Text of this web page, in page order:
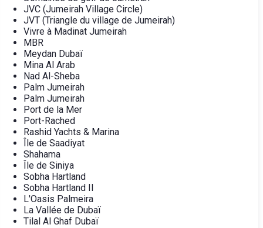
JVC (Jumeirah Village Circle)
JVT (Triangle du village de Jumeirah)
Vivre à Madinat Jumeirah
MBR
Meydan Dubaï
Mina Al Arab
Nad Al-Sheba
Palm Jumeirah
Palm Jumeirah
Port de la Mer
Port-Rached
Rashid Yachts & Marina
Île de Saadiyat
Shahama
Île de Siniya
Sobha Hartland
Sobha Hartland II
L'Oasis Palmeira
La Vallée de Dubaï
Tilal Al Ghaf Dubaï